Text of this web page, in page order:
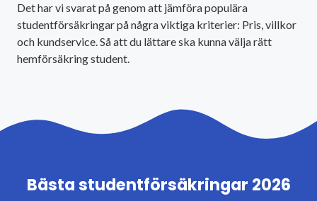
Det har vi svarat på genom att jämföra populära
studentförsäkringar på några viktiga kriterier: Pris, villkor
och kundservice. Så att du lättare ska kunna välja rätt
hemförsäkring student.
Bästa studentförsäkringar 2026